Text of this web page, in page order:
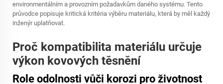
environmentálním a provozním požadavkům daného systému. Tento
průvodce popisuje kritická kritéria výběru materiálu, která by měl každý
inženýr uplatňovat.
Proč kompatibilita materiálu určuje
výkon kovových těsnění
Role odolnosti vůči korozi pro životnost